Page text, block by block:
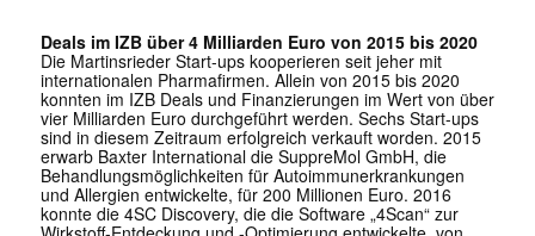
Deals im IZB über 4 Milliarden Euro von 2015 bis 2020
Die Martinsrieder Start-ups kooperieren seit jeher mit
internationalen Pharmafirmen. Allein von 2015 bis 2020
konnten im IZB Deals und Finanzierungen im Wert von über
vier Milliarden Euro durchgeführt werden. Sechs Start-ups
sind in diesem Zeitraum erfolgreich verkauft worden. 2015
erwarb Baxter International die SuppreMol GmbH, die
Behandlungsmöglichkeiten für Autoimmunerkrankungen
und Allergien entwickelte, für 200 Millionen Euro. 2016
konnte die 4SC Discovery, die die Software „4Scan“ zur